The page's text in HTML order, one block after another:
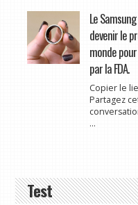
Le
devenir le
monde
par la FDA.
Copier le
Partagez
...
Test